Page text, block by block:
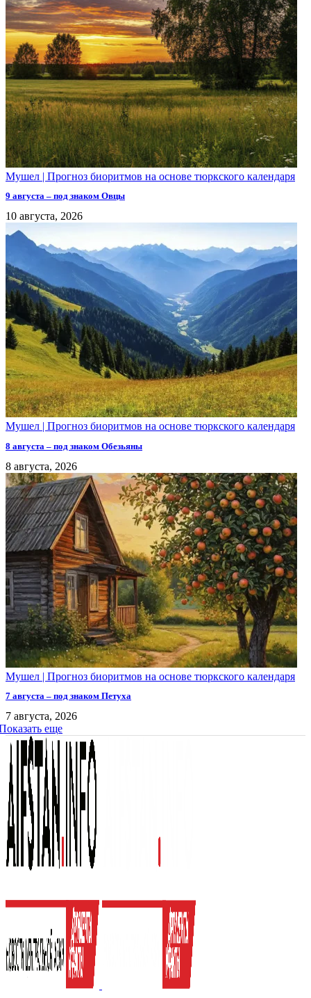
Мушел | Прогноз биоритмов на основе тюркского календаря
9 августа – под знаком Овцы
10 августа, 2026
Мушел | Прогноз биоритмов на основе тюркского календаря
8 августа – под знаком Обезьяны
8 августа, 2026
Мушел | Прогноз биоритмов на основе тюркского календаря
7 августа – под знаком Петуха
7 августа, 2026
еще